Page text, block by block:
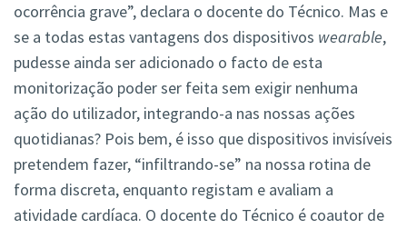
ocorrência grave”, declara o docente do Técnico. Mas e
se a todas estas vantagens dos dispositivos wearable,
pudesse ainda ser adicionado o facto de esta
monitorização poder ser feita sem exigir nenhuma
ação do utilizador, integrando-a nas nossas ações
quotidianas? Pois bem, é isso que dispositivos invisíveis
pretendem fazer, “infiltrando-se” na nossa rotina de
forma discreta, enquanto registam e avaliam a
atividade cardíaca. O docente do Técnico é coautor de